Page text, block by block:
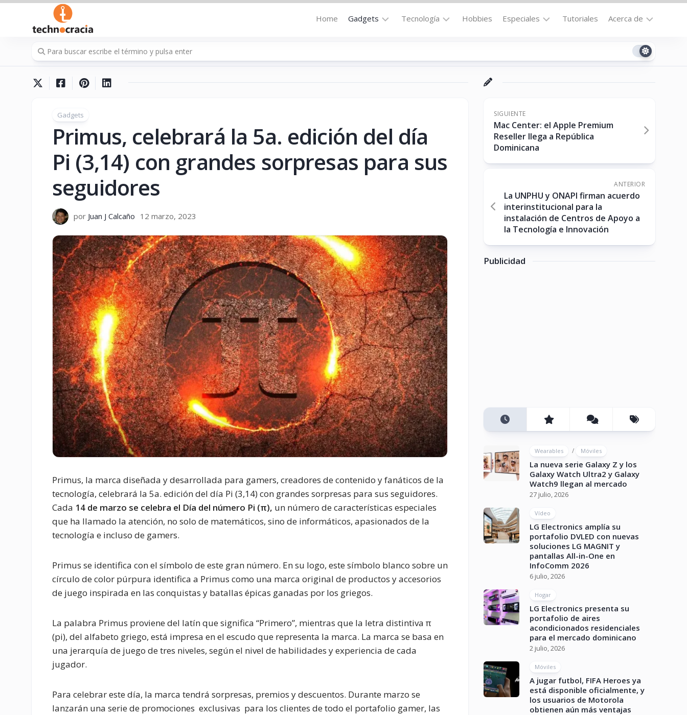
Saltar
contenido
Home Gadgets
Hogar
Portátil
Tecnología
Internet
Robótica
Hobbies Especiales
la
Destacados
Downloads
No-
cat
Tutoriales Acerca de
Contacto
Gadgets
Primus, celebrará la 5a. edición del día
Pi (3,14) con grandes sorpresas para sus
seguidores
por Juan J Calcaño 12 marzo, 2023
Primus, la marca diseñada y desarrollada para gamers, creadores de contenido y fanáticos de la
tecnología, celebrará la 5a. edición del día Pi (3,14) con grandes sorpresas para sus seguidores.
Cada 14 de marzo se celebra el Día del número Pi (π), un número de características especiales
que ha llamado la atención, no solo de matemáticos, sino de informáticos, apasionados de la
tecnología e incluso de gamers.
Primus se identifica con el símbolo de este gran número. En su logo, este símbolo blanco sobre un
círculo de color púrpura identifica a Primus como una marca original de productos y accesorios
de juego inspirada en las conquistas y batallas épicas ganadas por los griegos.
La palabra Primus proviene del latín que significa “Primero”, mientras que la letra distintiva π
(pi), del alfabeto griego, está impresa en el escudo que representa la marca. La marca se basa en
una jerarquía de juego de tres niveles, según el nivel de habilidades y experiencia de cada
jugador.
Para celebrar este día, la marca tendrá sorpresas, premios y descuentos. Durante marzo se
lanzarán una serie de promociones exclusivas para los clientes de todo el portafolio gamer, las
SIGUIENTE
Mac Center: el Apple Premium
Reseller llega a República
Dominicana
ANTERIOR
La UNPHU y ONAPI firman acuerdo
interinstitucional para la
instalación de Centros de Apoyo a
la Tecnología e Innovación
Publicidad
Wearables / Móviles
La nueva serie Galaxy Z y los
Galaxy Watch Ultra2 y Galaxy
Watch9 llegan al mercado
27 julio, 2026
Vídeo
LG Electronics amplía su
portafolio DVLED con nuevas
soluciones LG MAGNIT y
pantallas All-in-One en
InfoComm 2026
6 julio, 2026
Hogar
LG Electronics presenta su
portafolio de aires
acondicionados residenciales
para el mercado dominicano
2 julio, 2026
Móviles
A jugar futbol, FIFA Heroes ya
está disponible oficialmente, y
los usuarios de Motorola
obtienen aún más ventajas